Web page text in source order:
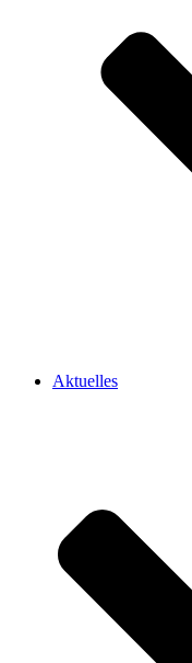
Aktuelles